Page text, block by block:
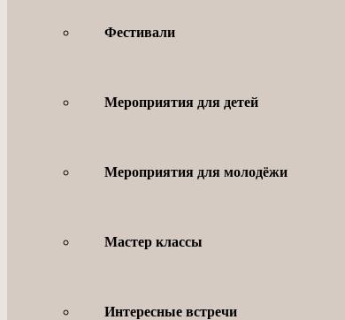
Фестивали
Мероприятия для детей
Мероприятия для молодёжи
Мастер классы
Интересные встречи